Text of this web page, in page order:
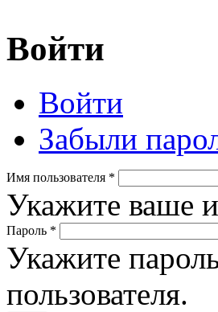
Войти
Главные вкладки
Войти
Забыли
Имя пользователя *
Укажите ваше
Пароль *
Укажите
пользователя.